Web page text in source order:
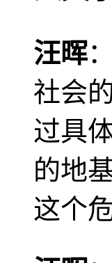
汪晖
社会
过具
的地
这个